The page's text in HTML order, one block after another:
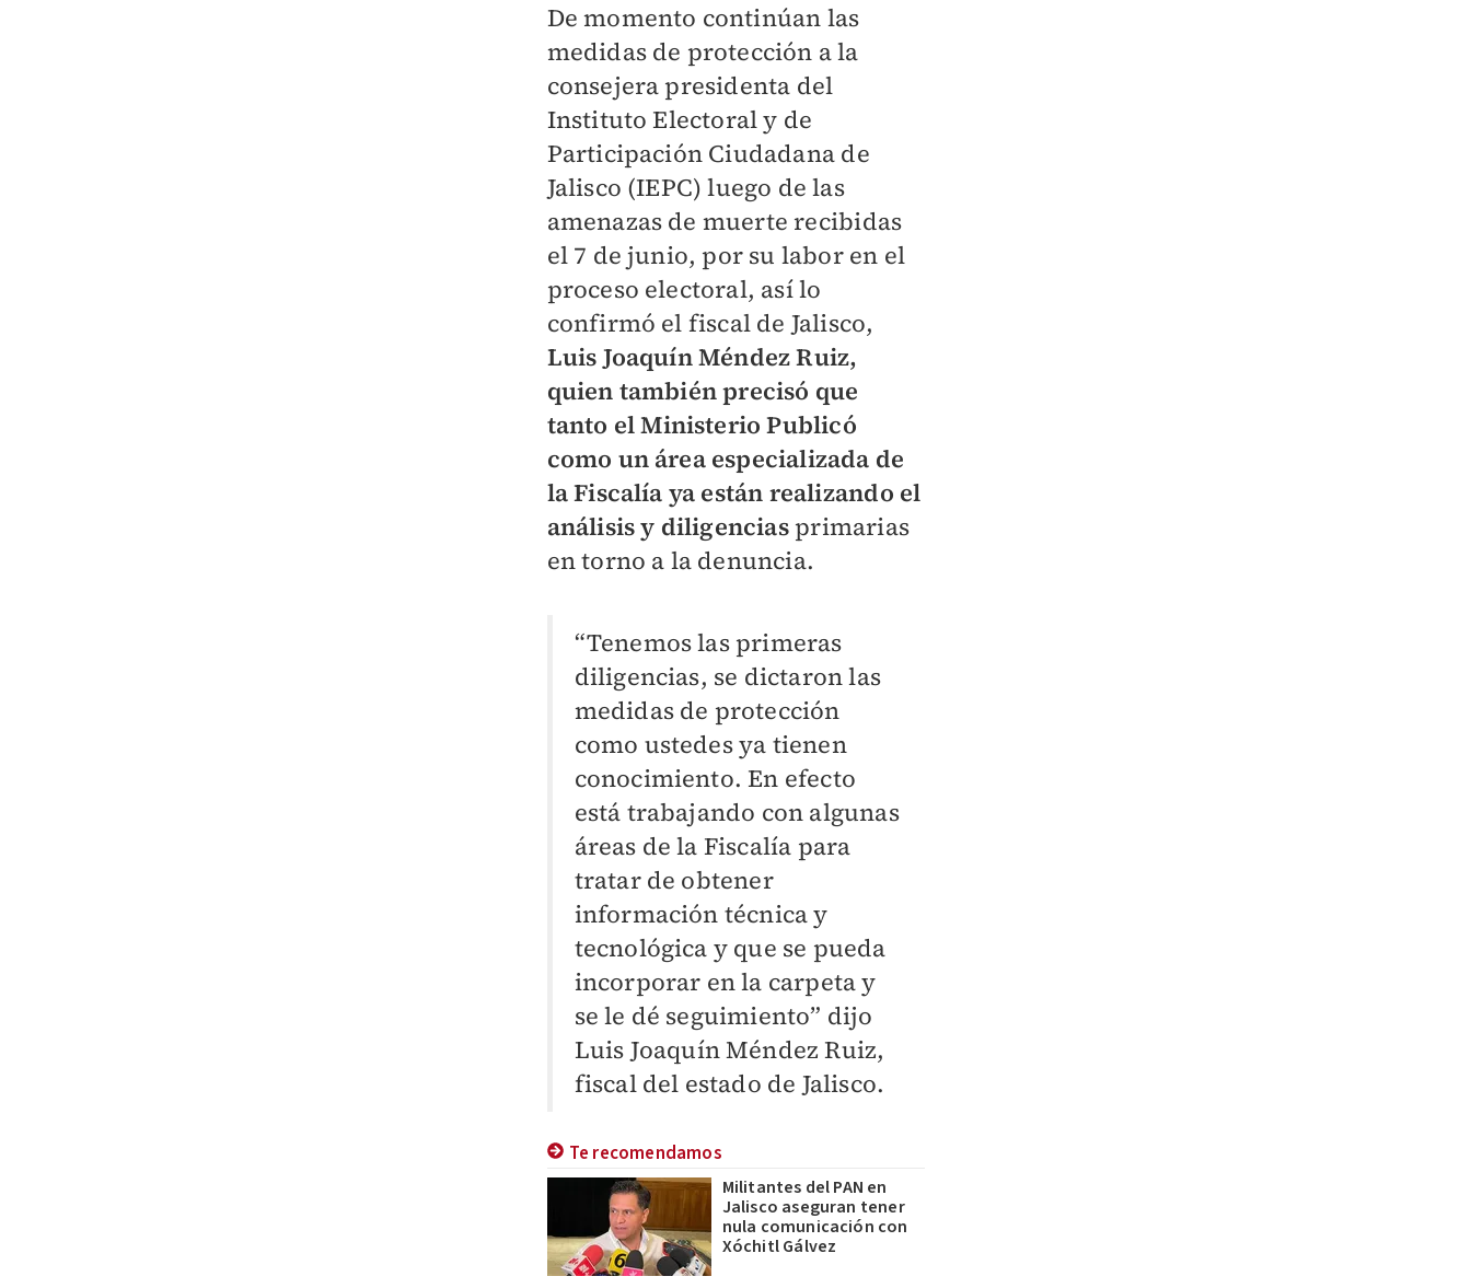
De momento continúan las
medidas de protección a la
consejera presidenta del
Instituto Electoral y de
Participación Ciudadana de
Jalisco (IEPC) luego de las
amenazas de muerte recibidas
el 7 de junio, por su labor en el
proceso electoral, así lo
confirmó el fiscal de Jalisco,
Luis Joaquín Méndez Ruiz,
quien también precisó que
tanto el Ministerio Publicó
como un área especializada de
la Fiscalía ya están realizando el
análisis y diligenciasprimarias
en torno a la denuncia.
“Tenemos las primeras
diligencias, se dictaron las
medidas de protección
como ustedes ya tienen
conocimiento. En efecto
está trabajando con algunas
áreas de la Fiscalía para
tratar de obtener
información técnica y
tecnológica y que se pueda
incorporar en la carpeta y
se le dé seguimiento” dijo
Luis Joaquín Méndez Ruiz,
fiscal del estado de Jalisco.
Te recomendamos
Militantes del PAN en
Jalisco aseguran tener
nula comunicación con
Xóchitl Gálvez